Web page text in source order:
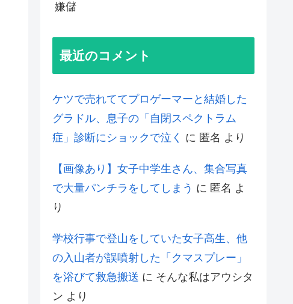
嫌儲
最近のコメント
ケツで売れててプロゲーマーと結婚した
グラドル、息子の「自閉スペクトラム
症」診断にショックで泣く に 匿名 より
【画像あり】女子中学生さん、集合写真
で大量パンチラをしてしまう に 匿名 よ
り
学校行事で登山をしていた女子高生、他
の入山者が誤噴射した「クマスプレー」
を浴びて救急搬送 に そんな私はアウシタ
ン より